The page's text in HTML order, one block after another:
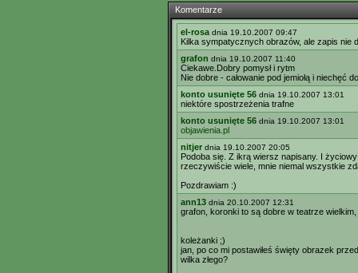
Komentarze
el-rosa dnia 19.10.2007 09:47
Kilka sympatycznych obrazów, ale zapis nie
grafon dnia 19.10.2007 11:40
Ciekawe.Dobry pomysł i rytm
Nie dobre - całowanie pod jemiołą i niechęć
konto usunięte 56 dnia 19.10.2007 13:01
niektóre spostrzeżenia trafne
konto usunięte 56 dnia 19.10.2007 13:01
objawienia.pl
nitjer dnia 19.10.2007 20:05
Podoba się. Z ikrą wiersz napisany. I
rzeczywiście wiele, mnie niemal wszystkie
Pozdrawiam :)
ann13 dnia 20.10.2007 12:31
grafon, koronki to są dobre w teatrze
koleżanki ;)
jan, po co mi postawiłeś święty obrazek
wilka złego?